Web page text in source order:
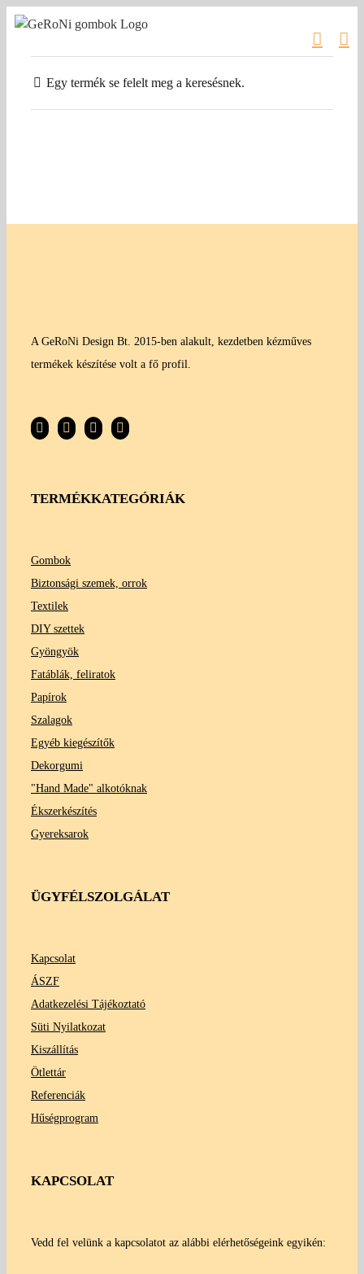
Kihagyás
Egy termék se felelt meg a keresésnek.
A GeRoNi Design Bt. 2015-ben alakult, kezdetben kézműves
termékek készítése volt a fő profil.
TERMÉKKATEGÓRIÁK
Gombok
Biztonsági szemek, orrok
Textilek
DIY szettek
Gyöngyök
Fatáblák, feliratok
Papírok
Szalagok
Egyéb kiegészítők
Dekorgumi
"Hand Made" alkotóknak
Ékszerkészítés
Gyereksarok
ÜGYFÉLSZOLGÁLAT
Kapcsolat
ÁSZF
Adatkezelési Tájékoztató
Süti Nyilatkozat
Kiszállítás
Ötlettár
Referenciák
Hűségprogram
KAPCSOLAT
Vedd fel velünk a kapcsolatot az alábbi elérhetőségeink egyikén: